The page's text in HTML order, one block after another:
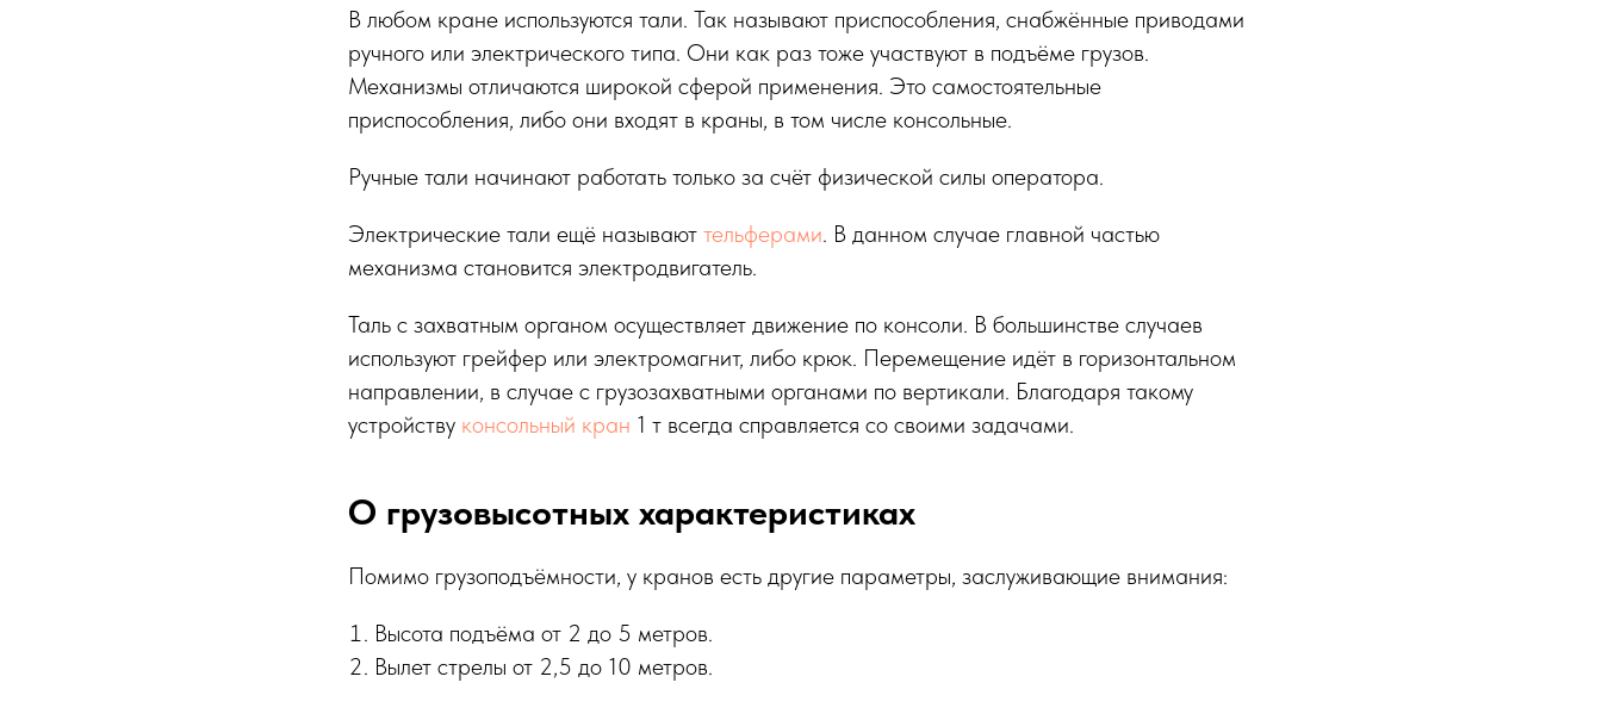
В любом кране используются тали. Так называют приспособления, снабжённые приводами
ручного или электрического типа. Они как раз тоже участвуют в подъёме грузов.
Механизмы отличаются широкой сферой применения. Это самостоятельные
приспособления, либо они входят в краны, в том числе консольные.
Ручные тали начинают работать только за счёт физической силы оператора.
Электрические тали ещё называют тельферами. В данном случае главной частью
механизма становится электродвигатель.
Таль с захватным органом осуществляет движение по консоли. В большинстве случаев
используют грейфер или электромагнит, либо крюк. Перемещение идёт в горизонтальном
направлении, в случае с грузозахватными органами по вертикали. Благодаря такому
устройству консольный кран 1 т всегда справляется со своими задачами.
О грузовысотных характеристиках
Помимо грузоподъёмности, у кранов есть другие параметры, заслуживающие внимания:
Высота подъёма от 2 до 5 метров.
Вылет стрелы от 2,5 до 10 метров.